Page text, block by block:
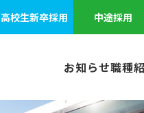
高校生新卒採用 中途採用
お知らせ職種